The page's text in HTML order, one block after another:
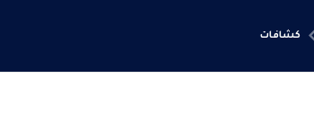
كشافات